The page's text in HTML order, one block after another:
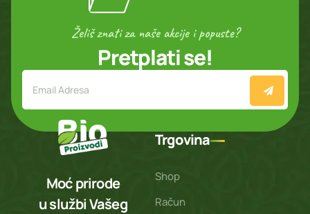
Želiš znati za naše akcije i popuste?
Pretplati se!
Moć prirode
u službi Vašeg
Trgovina
Shop
Račun